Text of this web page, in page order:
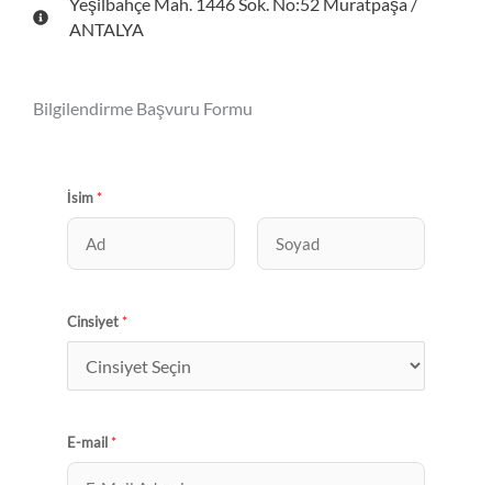
Yeşilbahçe Mah. 1446 Sok. No:52 Muratpaşa /
ANTALYA
Bilgilendirme Başvuru Formu
İsim*
Cinsiyet*
E-mail*